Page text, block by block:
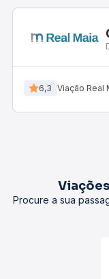
6,3 Viação Real
Procure a sua